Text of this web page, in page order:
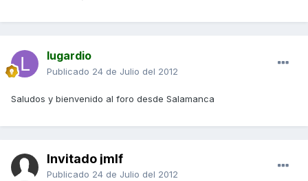
lugardio
Publicado 24 de Julio del 2012
Saludos y bienvenido al foro desde Salamanca
Invitado jmlf
Publicado 24 de Julio del 2012